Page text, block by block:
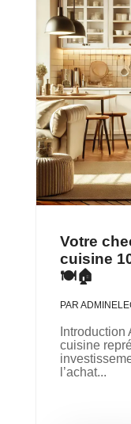
Votre
cuisine
🍽️🏠
PAR
cuisine
l’achat...